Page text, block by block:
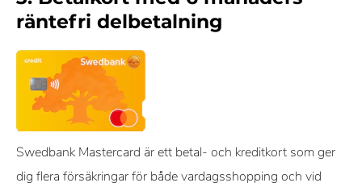
räntefri delbetalning
Swedbank Mastercard är ett betal- och kreditkort som ger
dig flera försäkringar för både vardagsshopping och vid